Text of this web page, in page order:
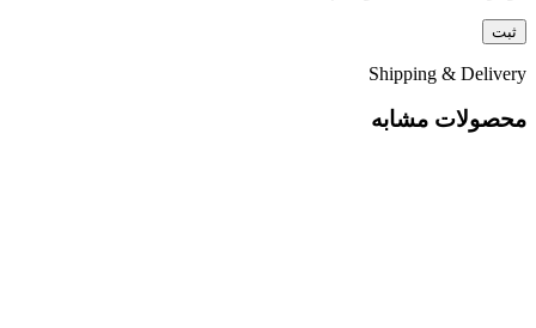
Shipping & Delivery
محصولات مشابه